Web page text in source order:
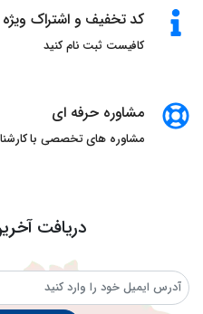
کد تخفیف و اشتراک ویژه
کافیست ثبت نام کنید
مشاوره حرفه ای
مشاوره های تخصصی با
دریافت